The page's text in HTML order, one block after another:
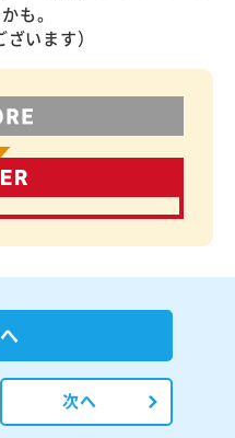
かも。
います）
次へ